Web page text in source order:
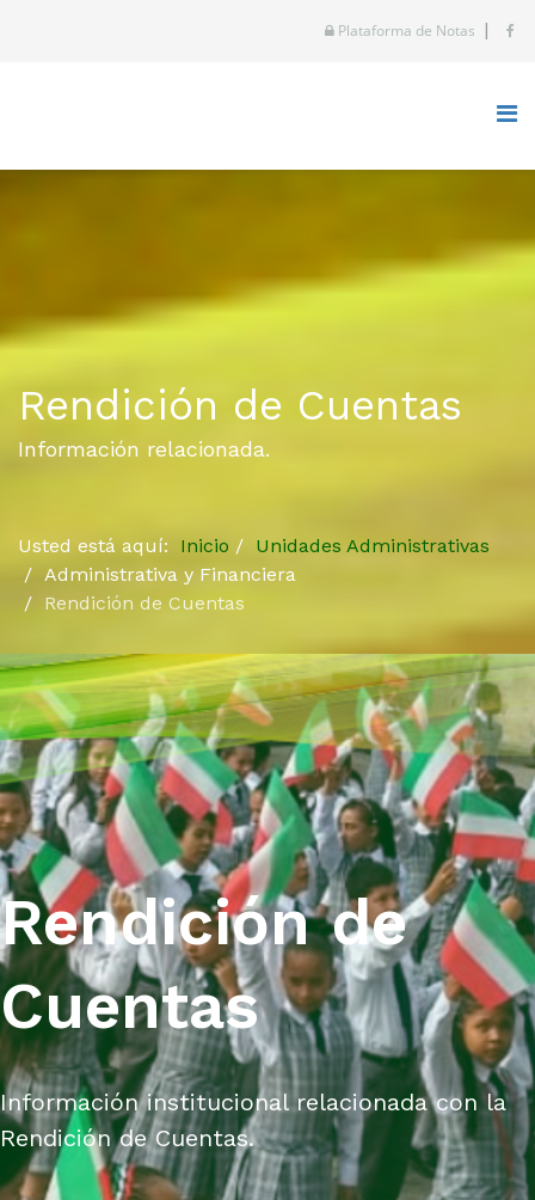
Plataforma de Notas |
Rendición de Cuentas
Información relacionada.
Usted está aquí: Inicio
Unidades Administrativas
Administrativa y Financiera
Rendición de Cuentas
Rendición de
Cuentas
Información institucional relacionada con la
Rendición de Cuentas.